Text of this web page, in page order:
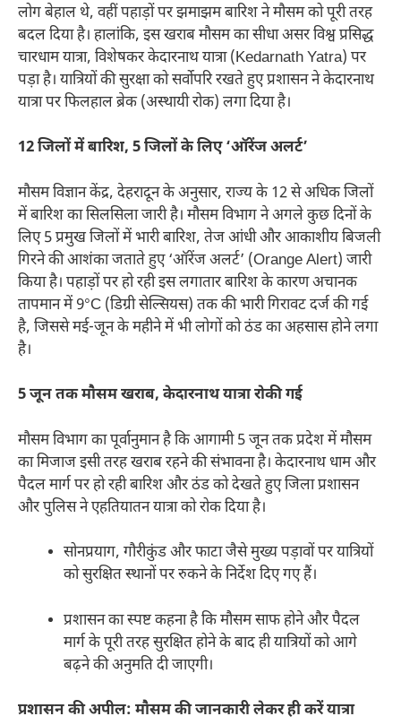
लोग बेहाल थे, वहीं पहाड़ों पर झमाझम बारिश ने मौसम को पूरी तरह
बदल दिया है। हालांकि, इस खराब मौसम का सीधा असर विश्व प्रसिद्ध
चारधाम यात्रा, विशेषकर केदारनाथ यात्रा (Kedarnath Yatra) पर
पड़ा है। यात्रियों की सुरक्षा को सर्वोपरि रखते हुए प्रशासन ने केदारनाथ
यात्रा पर फिलहाल ब्रेक (अस्थायी रोक) लगा दिया है।
12 जिलों में बारिश, 5 जिलों के लिए ‘ऑरेंज अलर्ट’
मौसम विज्ञान केंद्र, देहरादून के अनुसार, राज्य के 12 से अधिक जिलों
में बारिश का सिलसिला जारी है। मौसम विभाग ने अगले कुछ दिनों के
लिए 5 प्रमुख जिलों में भारी बारिश, तेज आंधी और आकाशीय बिजली
गिरने की आशंका जताते हुए ‘ऑरेंज अलर्ट’ (Orange Alert) जारी
किया है। पहाड़ों पर हो रही इस लगातार बारिश के कारण अचानक
तापमान में 9°C (डिग्री सेल्सियस) तक की भारी गिरावट दर्ज की गई
है, जिससे मई-जून के महीने में भी लोगों को ठंड का अहसास होने लगा
है।
5 जून तक मौसम खराब, केदारनाथ यात्रा रोकी गई
मौसम विभाग का पूर्वानुमान है कि आगामी 5 जून तक प्रदेश में मौसम
का मिजाज इसी तरह खराब रहने की संभावना है। केदारनाथ धाम और
पैदल मार्ग पर हो रही बारिश और ठंड को देखते हुए जिला प्रशासन
और पुलिस ने एहतियातन यात्रा को रोक दिया है।
सोनप्रयाग, गौरीकुंड और फाटा जैसे मुख्य पड़ावों पर यात्रियों
को सुरक्षित स्थानों पर रुकने के निर्देश दिए गए हैं।
प्रशासन का स्पष्ट कहना है कि मौसम साफ होने और पैदल
मार्ग के पूरी तरह सुरक्षित होने के बाद ही यात्रियों को आगे
बढ़ने की अनुमति दी जाएगी।
प्रशासन की अपील: मौसम की जानकारी लेकर ही करें यात्रा